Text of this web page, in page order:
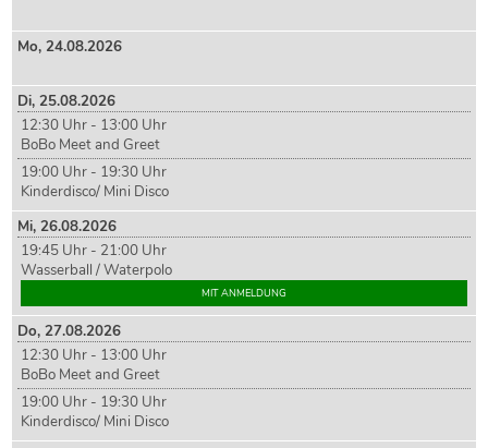
Mo,24.08.2026
Di,25.08.2026
12:30 Uhr - 13:00 Uhr
BoBo Meet and Greet
19:00 Uhr - 19:30 Uhr
Kinderdisco/ Mini Disco
Mi,26.08.2026
19:45 Uhr - 21:00 Uhr
Wasserball / Waterpolo
MIT ANMELDUNG
Do,27.08.2026
12:30 Uhr - 13:00 Uhr
BoBo Meet and Greet
19:00 Uhr - 19:30 Uhr
Kinderdisco/ Mini Disco